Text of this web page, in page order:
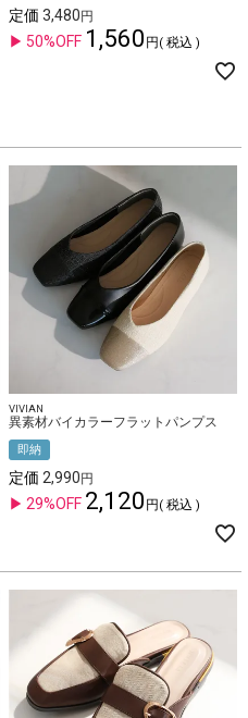
定価 3,480
50%OFF 1,560 税込
VIVIAN
異素材バイカラーフラットパンプス
即納
定価 2,990
29%OFF 2,120 税込